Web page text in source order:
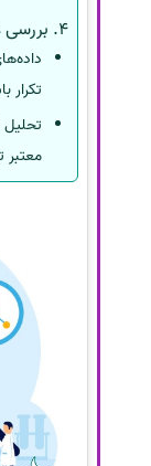
4. بررسی علمی و داده‌ای
تکرار